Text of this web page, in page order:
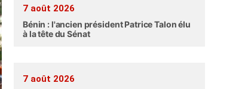
7 août 2026
Bénin : l'ancien président Patrice Talon élu
à la tête du Sénat
7 août 2026